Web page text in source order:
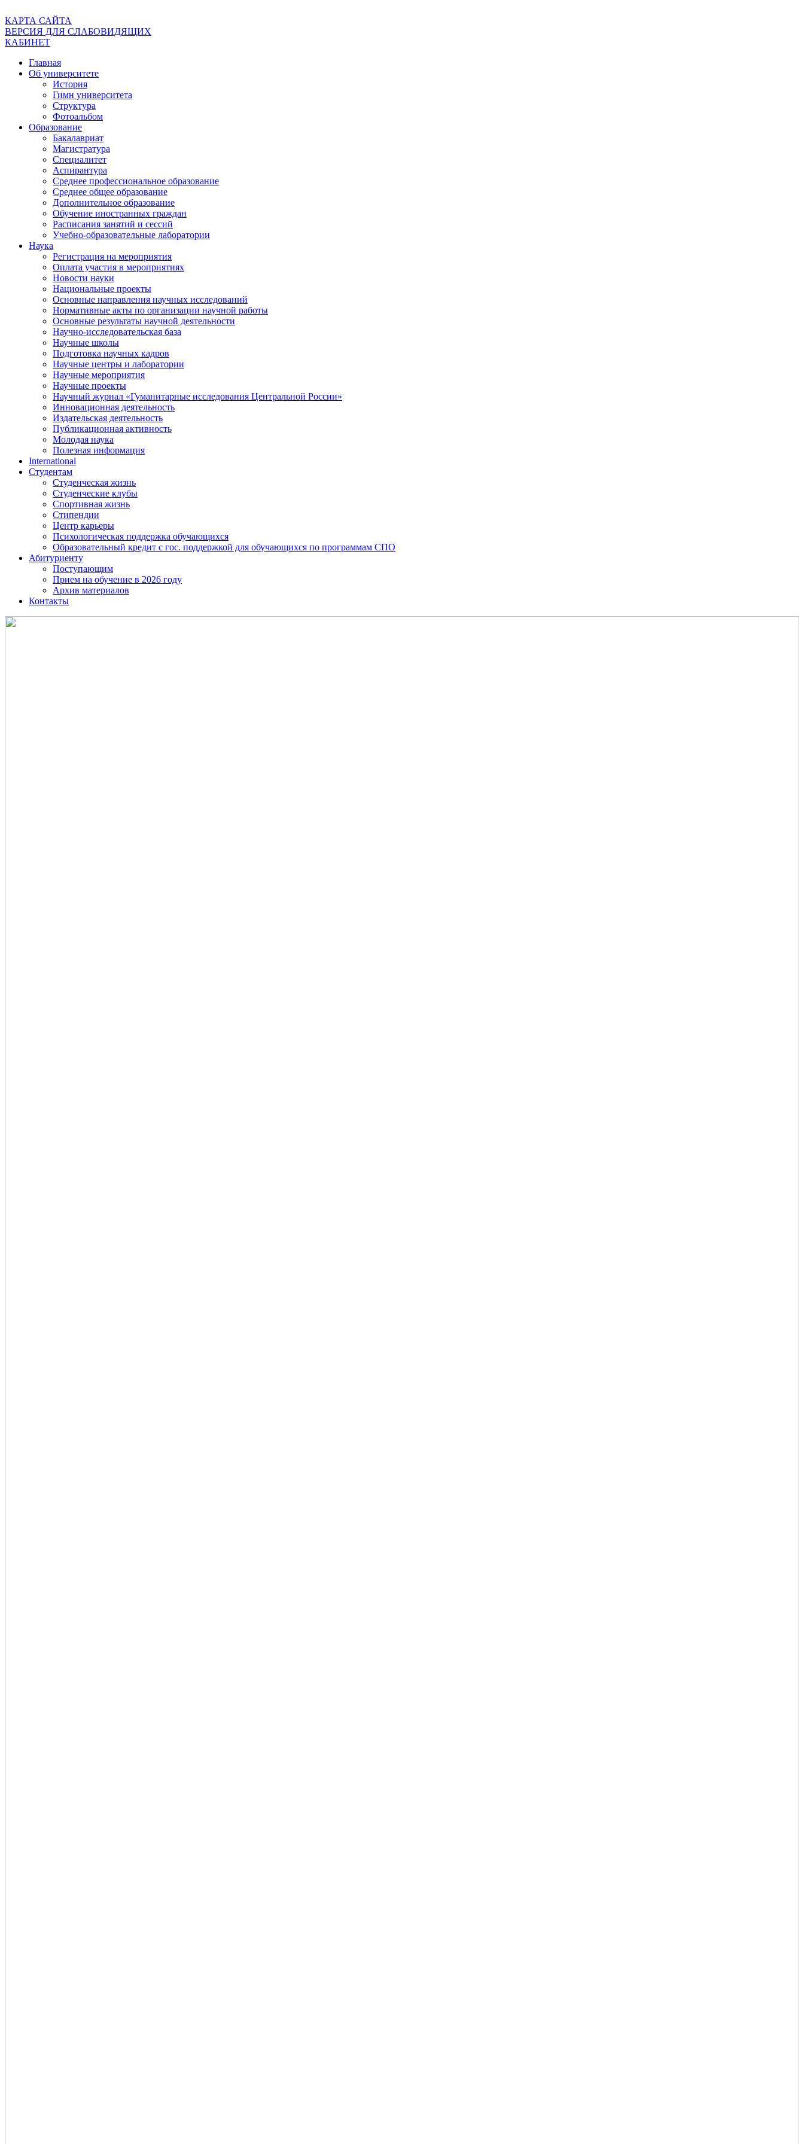
КАРТА САЙТА
ВЕРСИЯ ДЛЯ СЛАБОВИДЯЩИХ
КАБИНЕТ
Главная
Об университете
История
Гимн университета
Структура
Фотоальбом
Образование
Бакалавриат
Магистратура
Специалитет
Аспирантура
Среднее профессиональное образование
Среднее общее образование
Дополнительное образование
Обучение иностранных граждан
Расписания занятий и сессий
Учебно-образовательные лаборатории
Наука
Регистрация на мероприятия
Оплата участия в мероприятиях
Новости науки
Национальные проекты
Основные направления научных исследований
Нормативные акты по организации научной работы
Основные результаты научной деятельности
Научно-исследовательская база
Научные школы
Подготовка научных кадров
Научные центры и лаборатории
Научные мероприятия
Научные проекты
Научный журнал «Гуманитарные исследования Центральной России»
Инновационная деятельность
Издательская деятельность
Публикационная активность
Молодая наука
Полезная информация
International
Студентам
Студенческая жизнь
Студенческие клубы
Спортивная жизнь
Стипендии
Центр карьеры
Психологическая поддержка обучающихся
Образовательный кредит с гос. поддержкой для обучающихся по программам СПО
Абитуриенту
Поступающим
Прием на обучение в 2026 году
Архив материалов
Контакты